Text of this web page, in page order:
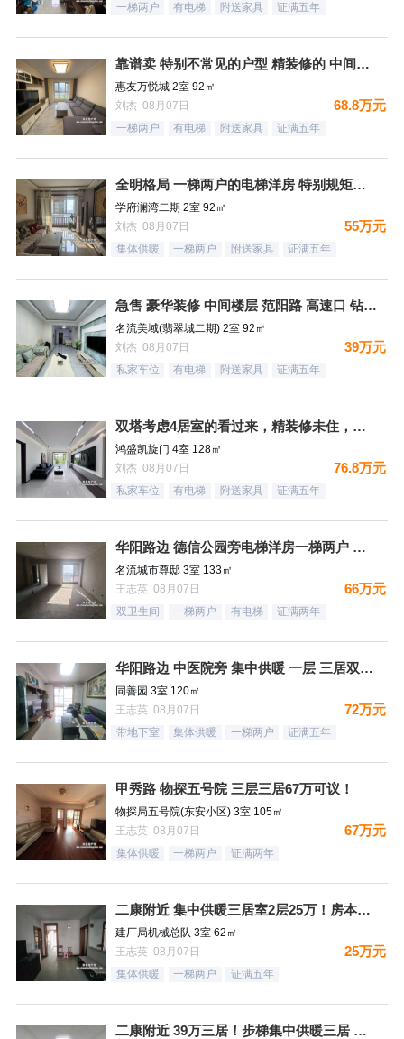
一梯两户 有电梯 附送家具 证满五年
靠谱卖 特别不常见的户型 精装修的 中间楼层 卫生间带窗户
惠友万悦城 2室 92㎡
刘杰 08月07日
68.8万元
一梯两户 有电梯 附送家具 证满五年
全明格局 一梯两户的电梯洋房 特别规矩的一个小区 集中供暖
学府澜湾二期 2室 92㎡
刘杰 08月07日
55万元
集体供暖 一梯两户 附送家具 证满五年
急售 豪华装修 中间楼层 范阳路 高速口 钻石广场
名流美域(翡翠城二期) 2室 92㎡
刘杰 08月07日
39万元
私家车位 有电梯 附送家具 证满五年
双塔考虑4居室的看过来，精装修未住，拎包入住，看房随时
鸿盛凯旋门 4室 128㎡
刘杰 08月07日
76.8万元
私家车位 有电梯 附送家具 证满五年
华阳路边 德信公园旁电梯洋房一梯两户 三居双卫 66万！
名流城市尊邸 3室 133㎡
王志英 08月07日
66万元
双卫生间 一梯两户 有电梯 证满两年
华阳路边 中医院旁 集中供暖 一层 三居双卫72万
同善园 3室 120㎡
王志英 08月07日
72万元
带地下室 集体供暖 一梯两户 证满五年
甲秀路 物探五号院 三层三居67万可议！
物探局五号院(东安小区) 3室 105㎡
王志英 08月07日
67万元
集体供暖 一梯两户 证满两年
二康附近 集中供暖三居室2层25万！房本满五过户费少！
建厂局机械总队 3室 62㎡
王志英 08月07日
25万元
集体供暖 一梯两户 证满五年
二康附近 39万三居！步梯集中供暖三居 好户型